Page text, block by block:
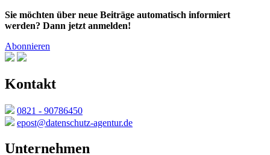
Sie möchten über neue Beiträge automatisch informiert
werden? Dann jetzt anmelden!
Abonnieren
Kontakt
0821 - 90786450
epost@datenschutz-agentur.de
Unternehmen